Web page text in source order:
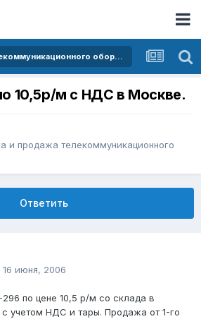
Покупка и продажа телекоммуникационного оборудования
10,5р/м с НДС в Москве.
и продажа телекоммуникационного
Ответить
16 июня, 2006
по цене 10,5 р/м со склада в
учетом НДС и тары. Продажа от 1-го